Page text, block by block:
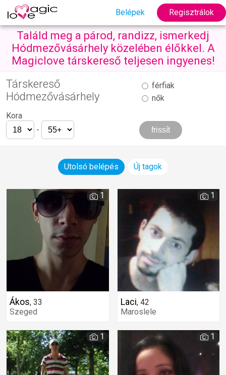
Belépek Regisztrálok
Találd meg a párod, randizz, ismerkedj
Hódmezővásárhely közelében élőkkel. A
Magiclove társkereső teljesen ingyenes!
Társkereső
Hódmezővásárhely
férfiak
nők
Kora
-
Utolsó belépés Új tagok
Ákos, 33
Szeged
1
Laci, 42
Maroslele
1
1 1